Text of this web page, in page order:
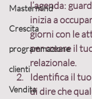
Mastermind
Crescita
programmazione
clienti
Vendita
l’agenda:
inizia a
giorni con le
per creare il
relazionale.
Identifica il
di dire che